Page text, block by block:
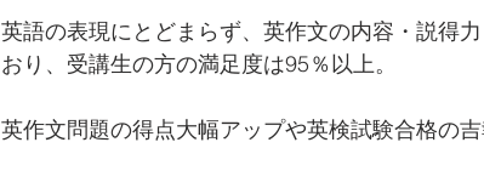
英語の表現にとどまらず、英作文の内容・説得
おり、受講生の方の満足度は95％以上。
英作文問題の得点大幅アップや英検試験合格の